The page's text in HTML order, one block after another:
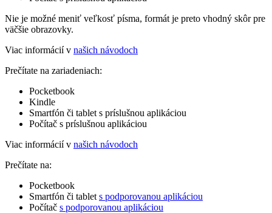
Nie je možné meniť veľkosť písma, formát je preto vhodný skôr pre
väčšie obrazovky.
Viac informácií v našich návodoch
Prečítate na zariadeniach:
Pocketbook
Kindle
Smartfón či tablet s príslušnou aplikáciou
Počítač s príslušnou aplikáciou
Viac informácií v našich návodoch
Prečítate na:
Pocketbook
Smartfón či tablet s podporovanou aplikáciou
Počítač s podporovanou aplikáciou